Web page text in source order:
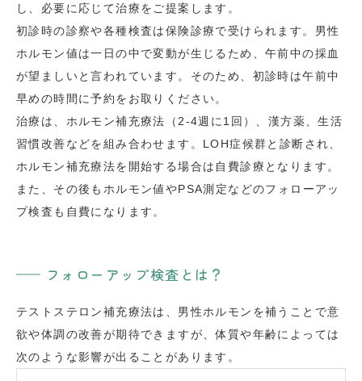
し、必要に応じて治療をご提案します。
初診時の診察や各種検査は保険診療で受けられます。男性
ホルモン値は一日の中で変動が生じるため、午前中の採血
が望ましいと言われています。そのため、初診時は午前中
早めの時間に予約をお取りください。
治療は、ホルモン補充療法（2-4週に1回）、漢方薬、生活
習慣改善などを組み合わせます。LOH症候群と診断され、
ホルモン補充療法を開始する場合は自費診療となります。
また、その後もホルモン値やPSA測定などのフォローアッ
プ検査も自費になります。
フォローアップ検査とは？
テストステロン補充療法は、男性ホルモンを補うことで意
欲や体調の改善が期待できますが、体質や年齢によっては
次のような影響が出ることがあります。